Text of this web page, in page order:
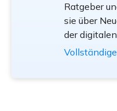
Ratgeber
sie über
der